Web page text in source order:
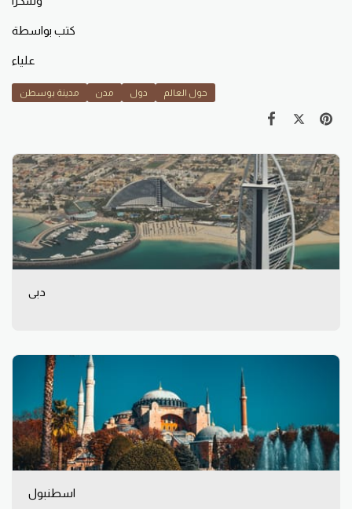
علياء
مدينة بوسطن مدن دول حول العالم
دبى
اسطنبول